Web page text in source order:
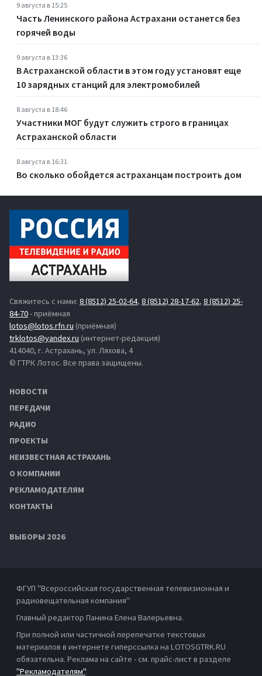
9 августа в 15:25
Часть Ленинского района Астрахани останется без
горячей воды
9 августа в 13:36
В Астраханской области в этом году установят еще
10 зарядных станций для электромобилей
8 августа в 18:46
Участники МОГ будут служить строго в границах
Астраханской области
8 августа в 16:31
Во сколько обойдется астраханцам построить дом
Свяжитесь с нами: 8 (8512) 25-02-64, 8 (8512) 28-17-62, 8 (8512) 25-
84-70- приёмная
lotos@lotos.rfn.ru (приёмная)
trklotos@yandex.ru (интернет-редакция)
414040, г. Астрахань, ул. Ляхова, 4
© ГТРК Лотос. Все права защищены.
НОВОСТИ
ПЕРЕДАЧИ
РАДИО
ПРОЕКТЫ
НЕИЗВЕСТНАЯ АСТРАХАНЬ
О КОМПАНИИ
РЕКЛАМОДАТЕЛЯМ
КОНТАКТЫ
ВЫБОРЫ 2026
ФГУП "Всероссийская государственная телевизионная и
радиовещательная компания"
Главный редактор Панина Елена Валерьевна.
При полной или частичной перепечатке текстовых
материалов в интернете гиперссылка на LOTOSGTRK.RU
обязательна. Реклама на сайте - см. прайс-лист в разделе
"Рекламодателям".